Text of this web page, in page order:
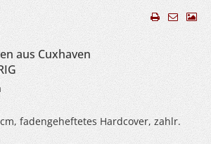
aus Cuxhaven
fadengeheftetes Hardcover, zahlr.